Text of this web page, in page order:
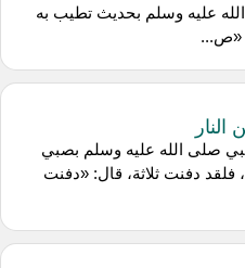
عليه وسلم بحديث تطيب به
«ص...
صلى الله عليه وسلم بصبي
فلقد دفنت ثلاثة، قال: «دفنت